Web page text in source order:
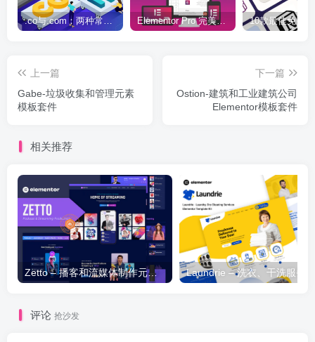
.co与.com：两种常用域名后缀名完全指南 Elementor Pro 完美汉化中文版（含全套模板）|可视化编辑页面自定义设计WordPress插件
上一篇
Gabe-垃圾收集和管理元素
模板套件
下一篇
Ostion-建筑和工业建筑公司
Elementor模板套件
相关推荐
Zetto – 播客和流媒体制作元素模板套件
评论 抢沙发